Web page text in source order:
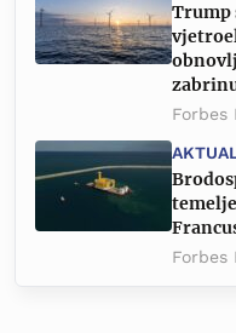
Trump
Forbes
Forbes